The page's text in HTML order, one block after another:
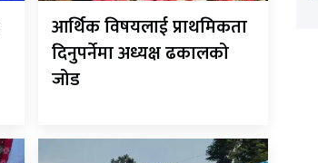
आर्थिक विषयलाई प्राथमिकता
दिनुपर्नेमा अध्यक्ष ढकालको
जोड